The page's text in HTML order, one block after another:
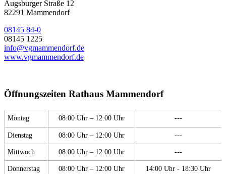
Augsburger Straße 12
82291 Mammendorf
08145 84-0
08145 1225
info@vgmammendorf.de
www.vgmammendorf.de
Öffnungszeiten Rathaus Mammendorf
Montag 08:00 Uhr – 12:00 Uhr ---
Dienstag 08:00 Uhr – 12:00 Uhr ---
Mittwoch 08:00 Uhr – 12:00 Uhr ---
Donnerstag 08:00 Uhr – 12:00 Uhr 14:00 Uhr - 18:30 Uhr